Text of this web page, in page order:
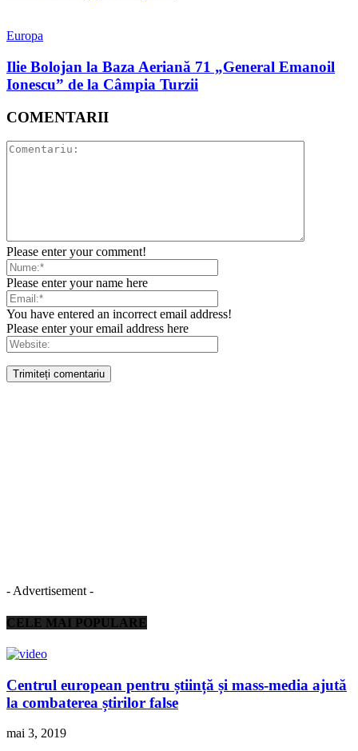
Europa
Ilie Bolojan la Baza Aeriană 71 „General Emanoil
Ionescu” de la Câmpia Turzii
COMENTARII
Please enter your comment!
Please enter your name here
You have entered an incorrect email address!
Please enter your email address here
- Advertisement -
CELE MAI POPULARE
Centrul european pentru știință și mass-media ajută
la combaterea știrilor false
mai 3, 2019